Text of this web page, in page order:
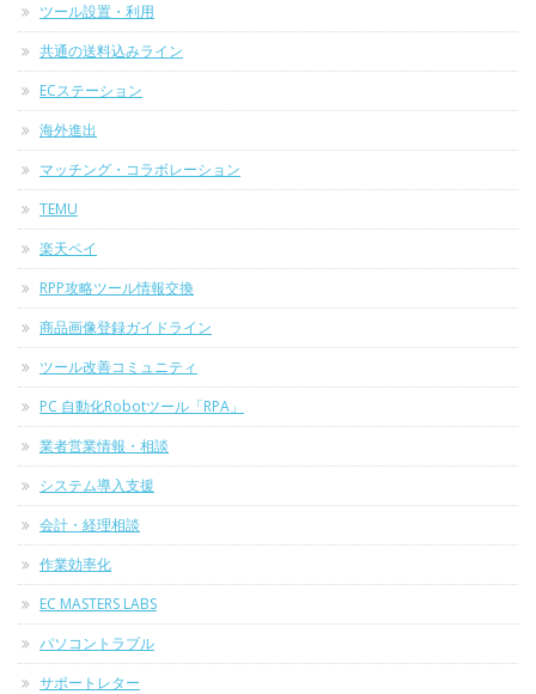
ツール設置・利用
共通の送料込みライン
ECステーション
海外進出
マッチング・コラボレーション
TEMU
楽天ペイ
RPP攻略ツール情報交換
商品画像登録ガイドライン
ツール改善コミュニティ
PC 自動化Robotツール「RPA」
業者営業情報・相談
システム導入支援
会計・経理相談
作業効率化
EC MASTERS LABS
パソコントラブル
サポートレター